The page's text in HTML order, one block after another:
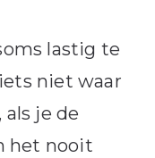
lastig te
niet waar
je de
het nooit